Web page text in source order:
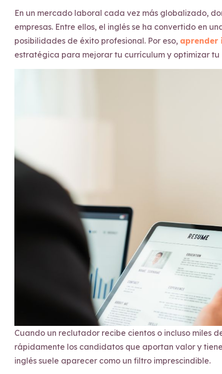
En un mercado laboral cada vez más globalizado,
empresas. Entre ellos, el inglés se ha convertido en
posibilidades de éxito profesional. Por eso, aprender
estratégica para mejorar tu currículum y optimizar
Cuando un reclutador recibe cientos o incluso miles
rápidamente los candidatos que aportan valor y
inglés suele aparecer como un filtro imprescindible.